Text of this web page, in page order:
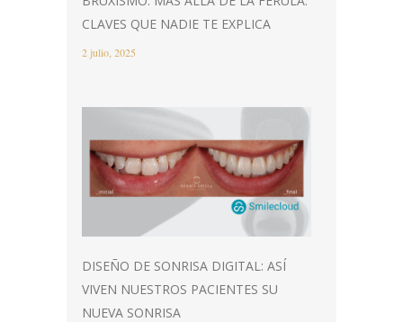
CLAVES QUE NADIE TE EXPLICA
2 julio, 2025
DISEÑO DE SONRISA DIGITAL: ASÍ
VIVEN NUESTROS PACIENTES SU
NUEVA SONRISA